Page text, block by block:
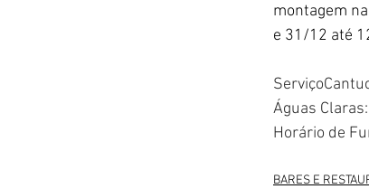
montagem
e 31/12 até
Águas
Horário de
BARES E